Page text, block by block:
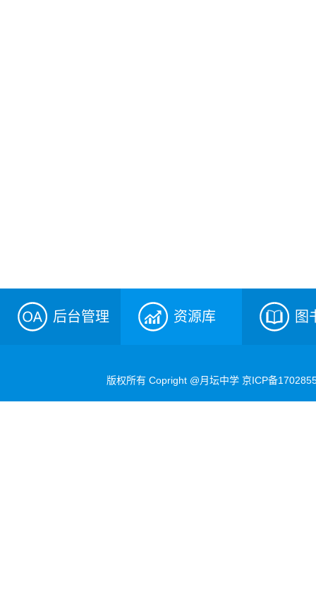
后台管理 资源库 图
版权所有 Copright @月坛中学 京ICP备